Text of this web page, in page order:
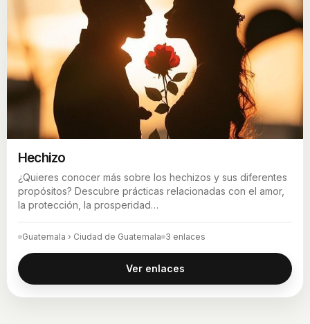
Hechizo
¿Quieres conocer más sobre los hechizos y sus diferentes
propósitos? Descubre prácticas relacionadas con el amor,
la protección, la prosperidad…
Guatemala › Ciudad de Guatemala 3 enlaces
Ver enlaces